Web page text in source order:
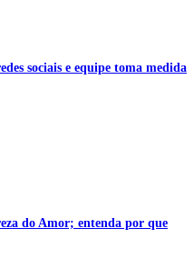
sociais e equipe toma medida
do Amor; entenda por que